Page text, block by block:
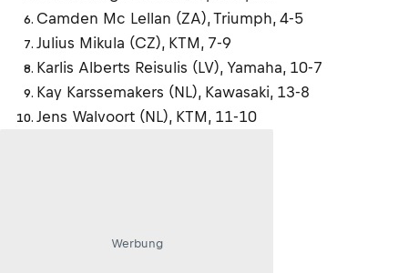
Camden Mc Lellan (ZA), Triumph, 4-5
Julius Mikula (CZ), KTM, 7-9
Karlis Alberts Reisulis (LV), Yamaha, 10-7
Kay Karssemakers (NL), Kawasaki, 13-8
Jens Walvoort (NL), KTM, 11-10
Werbung